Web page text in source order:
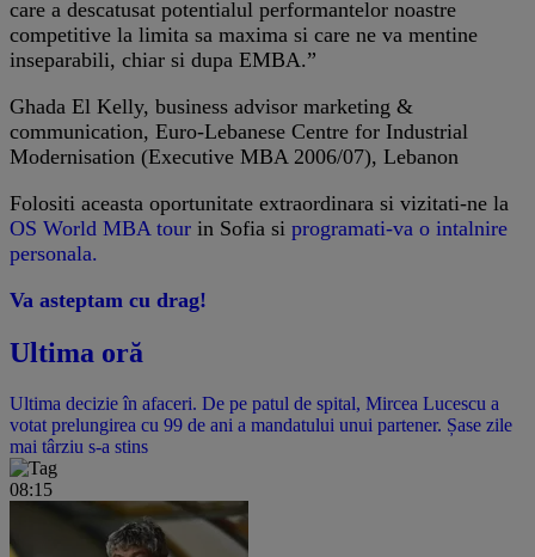
care a descatusat potentialul performantelor noastre
competitive la limita sa maxima si care ne va mentine
inseparabili, chiar si dupa EMBA.”
Ghada El Kelly, business advisor marketing &
communication, Euro-Lebanese Centre for Industrial
Modernisation (Executive MBA 2006/07), Lebanon
Folositi aceasta oportunitate extraordinara si vizitati-ne la
OS World MBA tour in Sofia si programati-va o intalnire
personala.
Va asteptam cu drag!
Ultima oră
Ultima decizie în afaceri. De pe patul de spital, Mircea Lucescu a
votat prelungirea cu 99 de ani a mandatului unui partener. Șase zile
mai târziu s-a stins
08:15